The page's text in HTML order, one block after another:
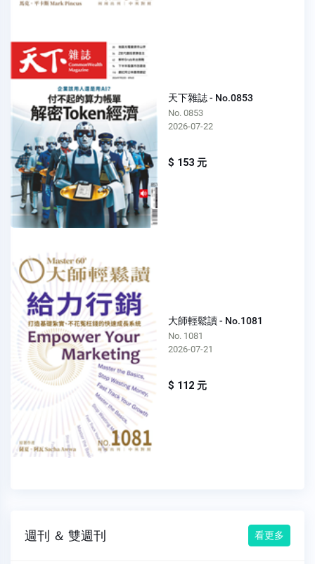
天下雜誌 - No.0853
No. 0853
2026-07-22
$ 153 元
大師輕鬆讀 - No.1081
No. 1081
2026-07-21
$ 112 元
週刊 ＆ 雙週刊 看更多